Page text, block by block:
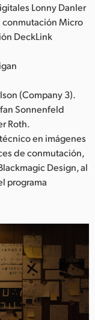
Lonny Danler
conmutación Micro
DeckLink
(Company 3).
Sonnenfeld
Roth.
en imágenes
de conmutación,
Design, al
programa